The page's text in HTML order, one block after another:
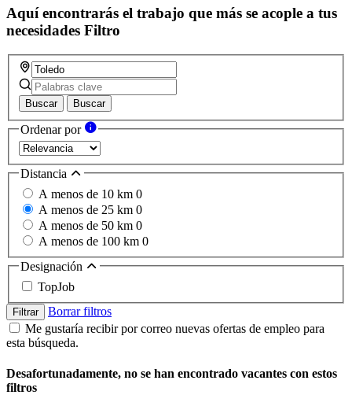
Aquí encontrarás el trabajo que más se acople a tus
necesidades Filtro
Buscar Buscar
Ordenar por
Distancia
A menos de 10 km 0
A menos de 25 km 0
A menos de 50 km 0
A menos de 100 km 0
Designación
TopJob
Filtrar
Borrar filtros
Me gustaría recibir por correo nuevas ofertas de empleo para
esta búsqueda.
Desafortunadamente, no se han encontrado vacantes con estos
filtros